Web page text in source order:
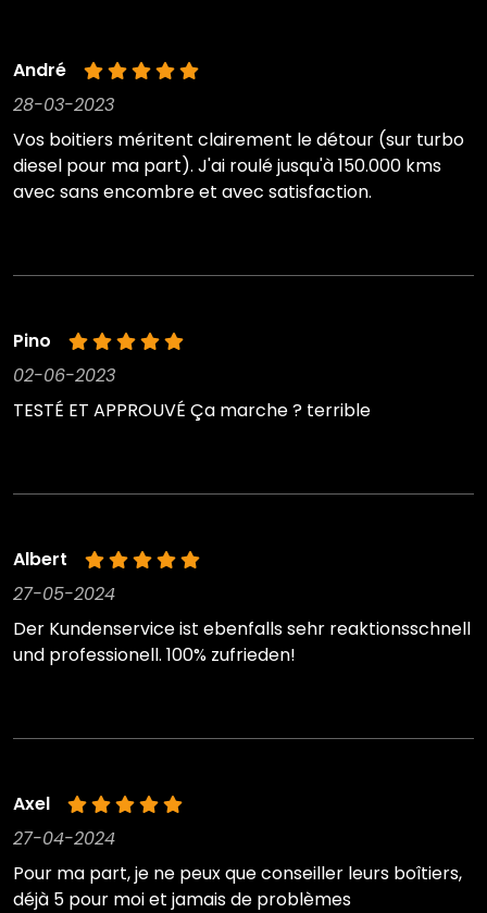
André
28-03-2023
Vos boitiers méritent clairement le détour (sur turbo
diesel pour ma part). J'ai roulé jusqu'à 150.000 kms
avec sans encombre et avec satisfaction.
Pino
02-06-2023
TESTÉ ET APPROUVÉ Ça marche ? terrible
Albert
27-05-2024
Der Kundenservice ist ebenfalls sehr reaktionsschnell
und professionell. 100% zufrieden!
Axel
27-04-2024
Pour ma part, je ne peux que conseiller leurs boîtiers,
déjà 5 pour moi et jamais de problèmes